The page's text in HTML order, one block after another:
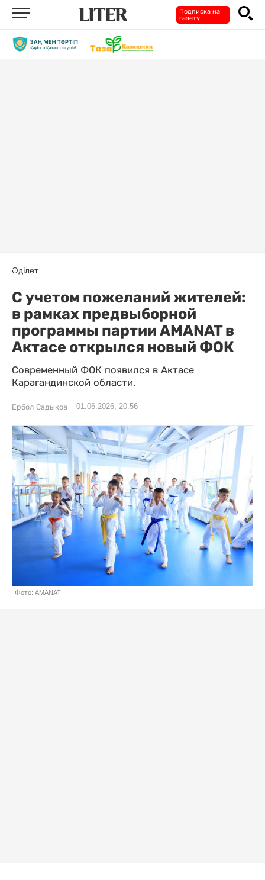
Подписка на
газету
Әділет
С учетом пожеланий жителей:
в рамках предвыборной
программы партии AMANAT в
Актасе открылся новый ФОК
Современный ФОК появился в Актасе
Карагандинской области.
Ербол Садыков 01.06.2026, 20:56
Фото: AMANAT